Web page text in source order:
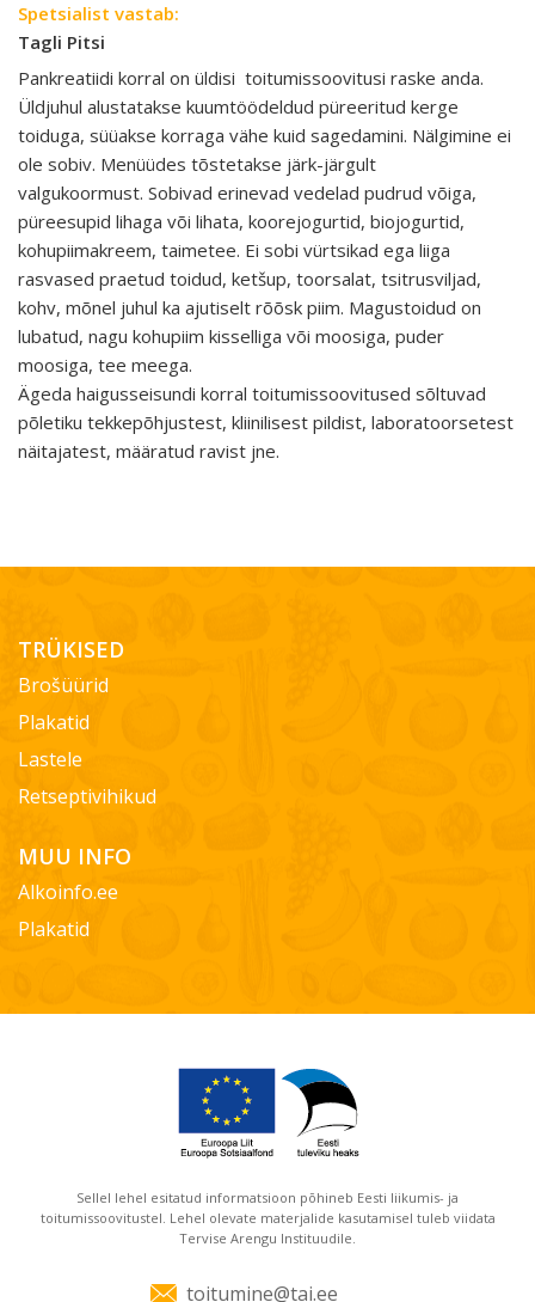
Spetsialist vastab:
Tagli Pitsi
Pankreatiidi korral on üldisi toitumissoovitusi raske anda.
Üldjuhul alustatakse kuumtöödeldud püreeritud kerge
toiduga, süüakse korraga vähe kuid sagedamini. Nälgimine ei
ole sobiv. Menüüdes tõstetakse järk-järgult
valgukoormust. Sobivad erinevad vedelad pudrud võiga,
püreesupid lihaga või lihata, koorejogurtid, biojogurtid,
kohupiimakreem, taimetee. Ei sobi vürtsikad ega liiga
rasvased praetud toidud, ketšup, toorsalat, tsitrusviljad,
kohv, mõnel juhul ka ajutiselt rõõsk piim. Magustoidud on
lubatud, nagu kohupiim kisselliga või moosiga, puder
moosiga, tee meega.
Ägeda haigusseisundi korral toitumissoovitused sõltuvad
põletiku tekkepõhjustest, kliinilisest pildist, laboratoorsetest
näitajatest, määratud ravist jne.
TRÜKISED
Brošüürid
Plakatid
Lastele
Retseptivihikud
MUU INFO
Alkoinfo.ee
Plakatid
Sellel lehel esitatud informatsioon põhineb Eesti liikumis- ja
toitumissoovitustel. Lehel olevate materjalide kasutamisel tuleb viidata
Tervise Arengu Instituudile.
toitumine@tai.ee